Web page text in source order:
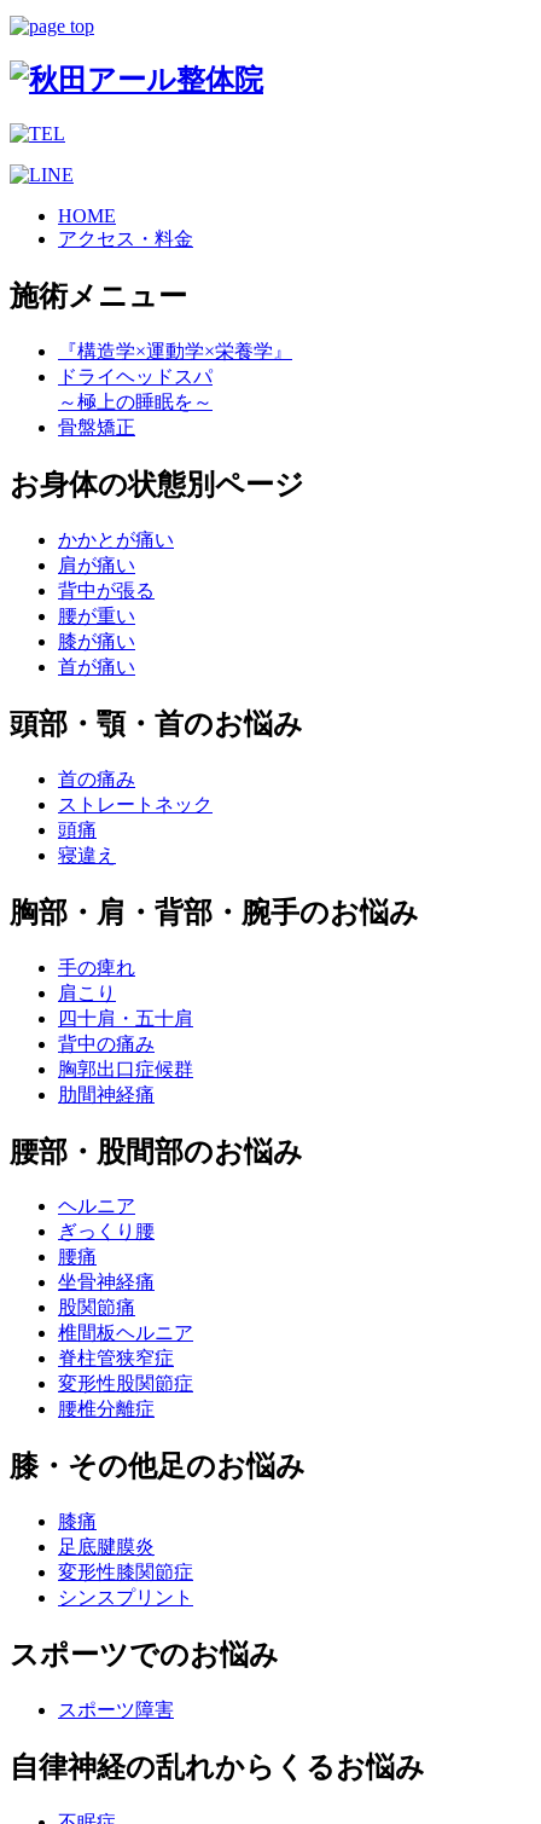
HOME
アクセス・料金
施術メニュー
『構造学×運動学×栄養学』
ドライヘッドスパ
～極上の睡眠を～
骨盤矯正
お身体の状態別ページ
かかとが痛い
肩が痛い
背中が張る
腰が重い
膝が痛い
首が痛い
頭部・顎・首のお悩み
首の痛み
ストレートネック
頭痛
寝違え
胸部・肩・背部・腕手のお悩み
手の痺れ
肩こり
四十肩・五十肩
背中の痛み
胸郭出口症候群
肋間神経痛
腰部・股間部のお悩み
ヘルニア
ぎっくり腰
腰痛
坐骨神経痛
股関節痛
椎間板ヘルニア
脊柱管狭窄症
変形性股関節症
腰椎分離症
膝・その他足のお悩み
膝痛
足底腱膜炎
変形性膝関節症
シンスプリント
スポーツでのお悩み
スポーツ障害
自律神経の乱れからくるお悩み